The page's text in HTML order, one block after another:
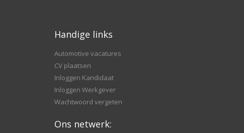
Handige links
Automotive vacatures
CV plaatsen
Inloggen Kandidaat
Inloggen Werkgever
Wachtwoord vergeten
Ons netwerk: